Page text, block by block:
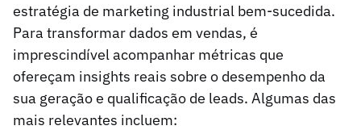
estratégia de marketing industrial bem-sucedida.
Para transformar dados em vendas, é
imprescindível acompanhar métricas que
ofereçam insights reais sobre o desempenho da
sua geração e qualificação de leads. Algumas das
mais relevantes incluem: